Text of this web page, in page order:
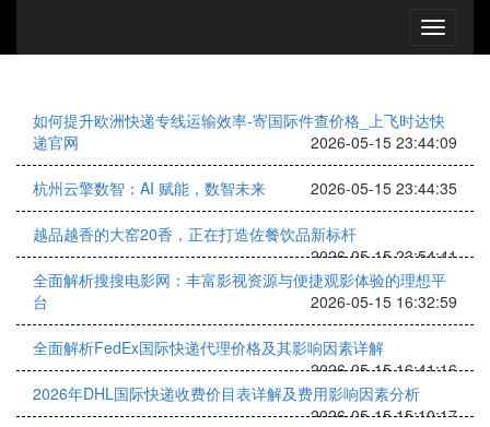
如何提升欧洲快递专线运输效率-寄国际件查价格_上飞时达快
递官网
2026-05-15 23:44:09
杭州云擎数智：AI 赋能，数智未来 2026-05-15 23:44:35
越品越香的大窑20香，正在打造佐餐饮品新标杆
2026-05-15 23:54:41
全面解析搜搜电影网：丰富影视资源与便捷观影体验的理想平
台
2026-05-15 16:32:59
全面解析FedEx国际快递代理价格及其影响因素详解
2026-05-15 16:41:16
2026年DHL国际快递收费价目表详解及费用影响因素分析
2026-05-15 15:10:17